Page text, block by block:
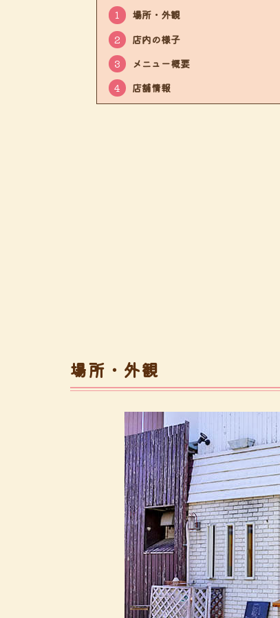
1
場所・外観
2
店内の様子
3
メニュー概要
4
店舗情報
場所・外観